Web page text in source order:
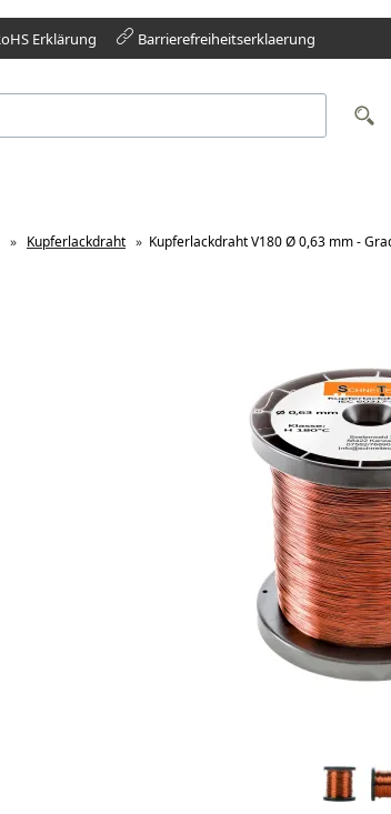
Erklärung Barrierefreiheitserklaerung
» Kupferlackdraht » Kupferlackdraht V180 Ø 0,63 mm -